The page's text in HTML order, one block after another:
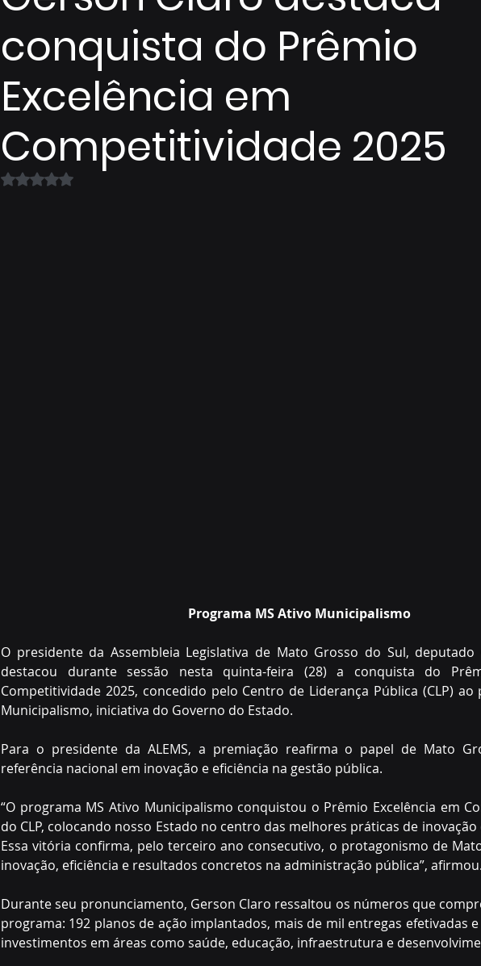
conquista do Prêmio
Excelência em
Competitividade 2025
Avaliado com NaN de 5 estrelas.
Programa MS Ativo Municipalismo
O presidente da Assembleia Legislativa de Mato Grosso do Sul, deputado
destacou durante sessão nesta quinta-feira (28) a conquista do
Competitividade 2025, concedido pelo Centro de Liderança Pública (CLP) ao
Municipalismo, iniciativa do Governo do Estado.
Para o presidente da ALEMS, a premiação reafirma o papel de Mato
referência nacional em inovação e eficiência na gestão pública.
“O programa MS Ativo Municipalismo conquistou o Prêmio Excelência em
do CLP, colocando nosso Estado no centro das melhores práticas de
Essa vitória confirma, pelo terceiro ano consecutivo, o protagonismo de
inovação, eficiência e resultados concretos na administração pública”, afirmou.
Durante seu pronunciamento, Gerson Claro ressaltou os números que
programa: 192 planos de ação implantados, mais de mil entregas efetivadas
investimentos em áreas como saúde, educação, infraestrutura e